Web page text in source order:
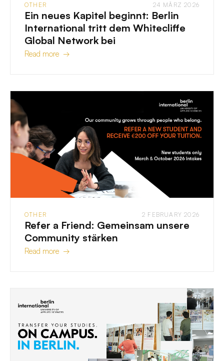
OTHER 24 MÄRZ 2026
Ein neues Kapitel beginnt: Berlin
International tritt dem Whitecliffe
Global Network bei
Read more →
OTHER 2 FEBRUARY 2026
Refer a Friend: Gemeinsam unsere
Community stärken
Read more →